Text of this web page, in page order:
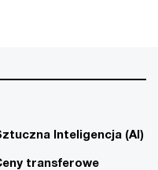
Inteligencja (AI)
transferowe